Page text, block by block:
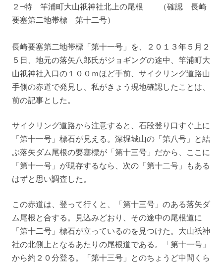
２−特 竿浦町大山祇神社北上の尾根 （確認 長崎
要塞第二地帯標 第十二号）
長崎要塞第二地帯標「第十一号」を、２０１３年５月２
５日、地元の落矢八郎氏がジョギングの途中、竿浦町大
山祇神社入口の１００ｍほど手前、サイクリング道路山
手側の赤道で発見し、私がきょう現地確認したことは、
前の記事とした。
サイクリング道路から注意すると、石段登り口すぐ上に
「第十一号」標石が見える。深堀城山の「第八号」と結
ぶ落矢ダム尾根の要塞標が「第十三号」だから、ここに
「第十一号」が現存するなら、次の「第十二号」もある
はずと思い調査した。
この赤道は、登って行くと、「第十三号」のある落矢ダ
ム尾根と合する。見込みどおり、その途中の尾根道に
「第十二号」標石が立っているのを見つけた。大山祇神
社の北側上となるあたりの尾根道である。「第十一号」
から約２０分登る。「第十三号」とのちょうど中間くら